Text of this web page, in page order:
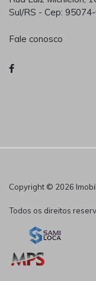
Sul/RS - Cep:
Fale conosco
Copyright © 2026
Todos os direitos